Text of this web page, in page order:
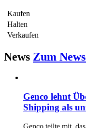
Kaufen
Halten
Verkaufen
News Zum
Genco lehnt
Shipping als
Genco teilte mit,